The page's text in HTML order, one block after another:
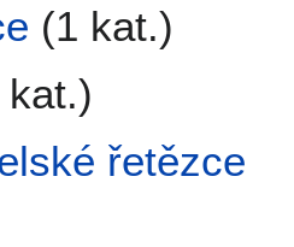
(1 kat.)
kat.)
řetězce